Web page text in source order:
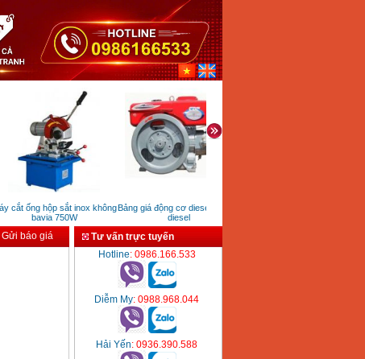
cắt ống hộp sắt inox không
bavia 750W
Bảng giá động cơ diesel đầu nổ
diesel
báo giá
Tư vấn trực tuyến
Hotline: 0986.166.533
Diễm My: 0988.968.044
Hải Yến: 0936.390.588